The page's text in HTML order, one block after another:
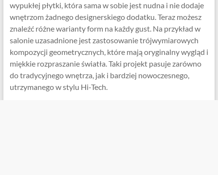
wypukłej płytki, która sama w sobie jest nudna i nie dodaje
wnętrzom żadnego designerskiego dodatku. Teraz możesz
znaleźć różne warianty form na każdy gust. Na przykład w
salonie uzasadnione jest zastosowanie trójwymiarowych
kompozycji geometrycznych, które mają oryginalny wygląd i
miękkie rozpraszanie światła. Taki projekt pasuje zarówno
do tradycyjnego wnętrza, jak i bardziej nowoczesnego,
utrzymanego w stylu Hi-Tech.